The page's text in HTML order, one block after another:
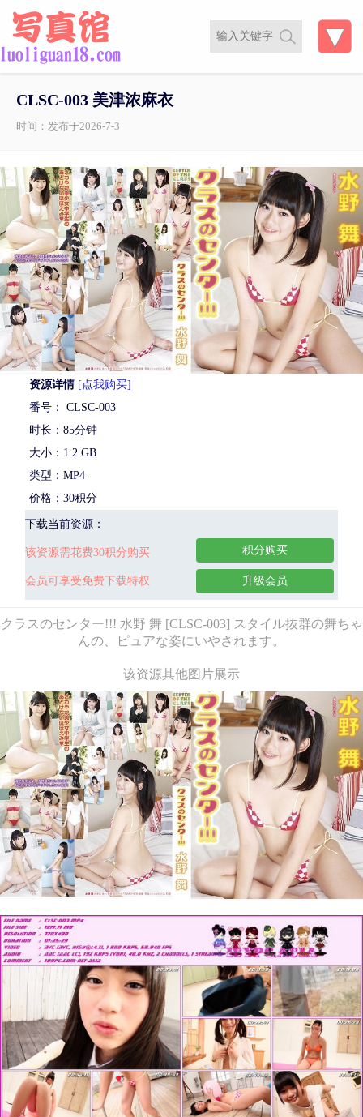
CLSC-003 美津浓麻衣
时间：发布于2026-7-3
资源详情 [点我购买]
番号： CLSC-003
时长：85分钟
大小：1.2 GB
类型：MP4
价格：30积分
下载当前资源：
该资源需花费30积分购买
会员可享受免费下载特权
积分购买
升级会员
クラスのセンター!!! 水野 舞 [CLSC-003] スタイル抜群の舞ちゃ
んの、ピュアな姿にいやされます。
该资源其他图片展示